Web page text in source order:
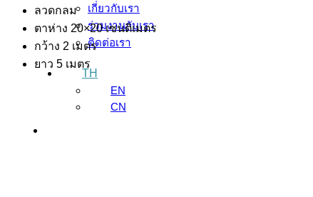
เกี่ยวกับเรา
ร่วมงานกับเรา
ติดต่อเรา
TH
EN
CN
ลวดกลม
ตาห่าง 20×20 เซนติเมตร
กว้าง 2 เมตร
ยาว 5 เมตร